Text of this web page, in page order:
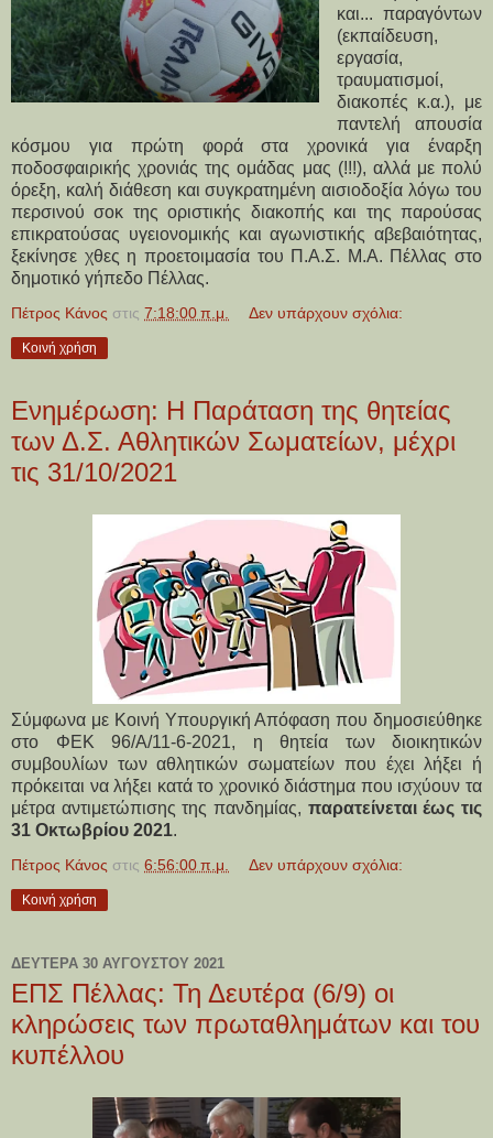
και... παραγόντων
(εκπαίδευση,
εργασία,
τραυματισμοί,
διακοπές κ.α.), με
παντελή απουσία
κόσμου για πρώτη φορά στα χρονικά για έναρξη
ποδοσφαιρικής χρονιάς της ομάδας μας (!!!), αλλά με πολύ
όρεξη, καλή διάθεση και συγκρατημένη αισιοδοξία λόγω του
περσινού σοκ της οριστικής διακοπής και της παρούσας
επικρατούσας υγειονομικής και αγωνιστικής αβεβαιότητας,
ξεκίνησε χθες η προετοιμασία του Π.Α.Σ. Μ.Α. Πέλλας στο
δημοτικό γήπεδο Πέλλας.
Πέτρος Κάνος στις 7:18:00 π.μ. Δεν υπάρχουν σχόλια:
Κοινή χρήση
Ενημέρωση: Η Παράταση της θητείας
των Δ.Σ. Αθλητικών Σωματείων, μέχρι
τις 31/10/2021
Σύμφωνα με Κοινή Υπουργική Απόφαση που δημοσιεύθηκε
στο ΦΕΚ 96/Α/11-6-2021, η θητεία των διοικητικών
συμβουλίων των αθλητικών σωματείων που έχει λήξει ή
πρόκειται να λήξει κατά το χρονικό διάστημα που ισχύουν τα
μέτρα αντιμετώπισης της πανδημίας, παρατείνεται έως τις
31 Οκτωβρίου 2021.
Πέτρος Κάνος στις 6:56:00 π.μ. Δεν υπάρχουν σχόλια:
Κοινή χρήση
ΔΕΥΤΈΡΑ 30 ΑΥΓΟΎΣΤΟΥ 2021
ΕΠΣ Πέλλας: Τη Δευτέρα (6/9) οι
κληρώσεις των πρωταθλημάτων και του
κυπέλλου